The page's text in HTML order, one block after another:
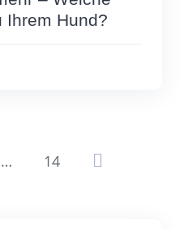
Ihrem Hund?
… 14